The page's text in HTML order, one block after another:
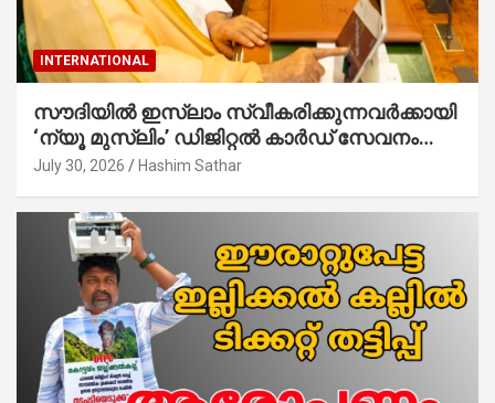
INTERNATIONAL
സൗദിയില്‍ ഇസ്‌ലാം സ്വീകരിക്കുന്നവര്‍ക്കായി
‘ന്യൂ മുസ്ലിം’ ഡിജിറ്റല്‍ കാര്‍ഡ് സേവനം
ആരംഭിച്ചു
July 30, 2026 Hashim Sathar